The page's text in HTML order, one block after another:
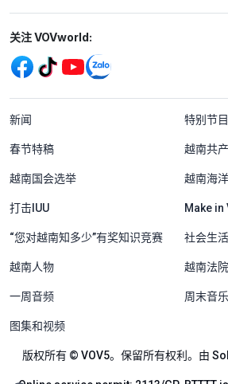
Mạng xã hội
关注 VOVworld:
Menu footer tiếng Trung
新闻 特别节目
春节特稿 越南共
越南国会选举 越南海
打击IUU Make in
“您对越南知多少”有奖知识竞赛 社会生活
越南人物 越南法
一周音频 周末音乐
图集和视频
版权所有 © VOV5。保留所有权利。由